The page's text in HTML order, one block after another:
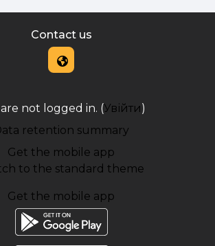
Contact us
not logged in. (Увійти)
retention summary
Get the mobile app
to the standard theme
Get the mobile app